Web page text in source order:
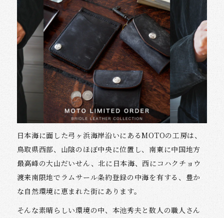
日本海に面した弓ヶ浜海岸沿いにあるMOTOの工房は、
鳥取県西部、山陰のほぼ中央に位置し、南東に中国地方
最高峰の大山だいせん、北に日本海、西にコハクチョウ
渡来南限地でラムサール条約登録の中海を有する、豊か
な自然環境に恵まれた街にあります。
そんな素晴らしい環境の中、本池秀夫と数人の職人さん